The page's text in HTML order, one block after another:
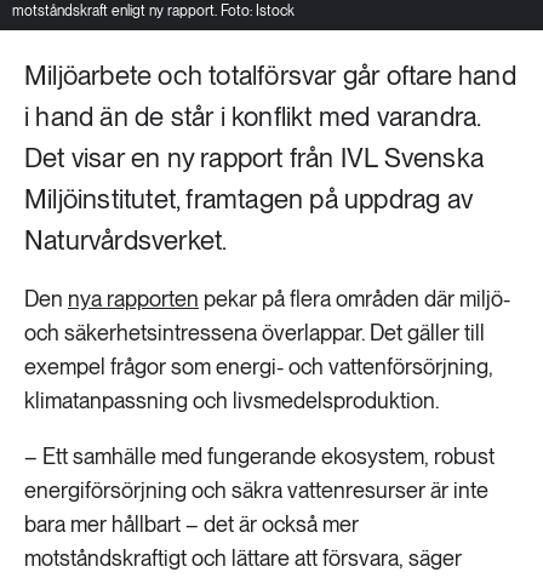
motståndskraft enligt ny rapport. Foto: Istock
Miljöarbete och totalförsvar går oftare hand
i hand än de står i konflikt med varandra.
Det visar en ny rapport från IVL Svenska
Miljöinstitutet, framtagen på uppdrag av
Naturvårdsverket.
Den nya rapporten pekar på flera områden där miljö-
och säkerhetsintressena överlappar. Det gäller till
exempel frågor som energi- och vattenförsörjning,
klimatanpassning och livsmedelsproduktion.
– Ett samhälle med fungerande ekosystem, robust
energiförsörjning och säkra vattenresurser är inte
bara mer hållbart – det är också mer
motståndskraftigt och lättare att försvara, säger